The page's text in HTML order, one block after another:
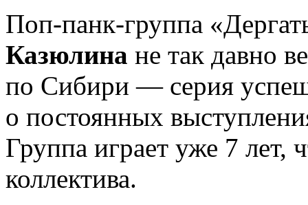
Поп-панк-группа
Казюлина не так давно
по Сибири — серия
о постоянных
Группа играет уже 7 лет,
коллектива.